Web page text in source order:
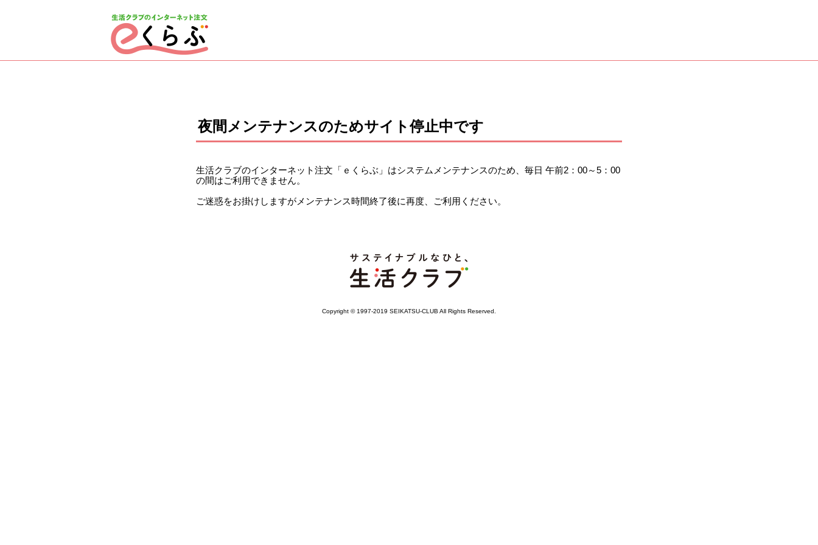
夜間メンテナンスのためサイト停止中です
生活クラブのインターネット注文「ｅくらぶ」はシステムメンテナンスのため、毎日 午前2：00～5：00
の間はご利用できません。
ご迷惑をお掛けしますがメンテナンス時間終了後に再度、ご利用ください。
Copyright © 1997-2019 SEIKATSU-CLUB All Rights Reserved.